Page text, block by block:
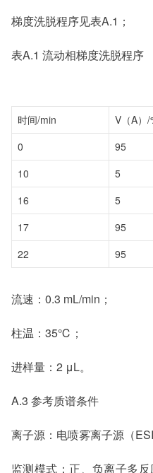
梯度洗脱程序见表A.1；
表A.1 流动相梯度洗脱程序
时间/min V（A）/
0
95
10
5
16
5
17
95
22
95
流速：0.3 mL/min；
柱温：35℃；
进样量：2 μL。
A.3 参考质谱条件
离子源：电喷雾离子源（ESI
监测模式：正、负离子多